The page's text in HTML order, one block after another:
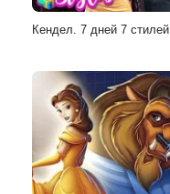
Кендел. 7 дней 7 стилей